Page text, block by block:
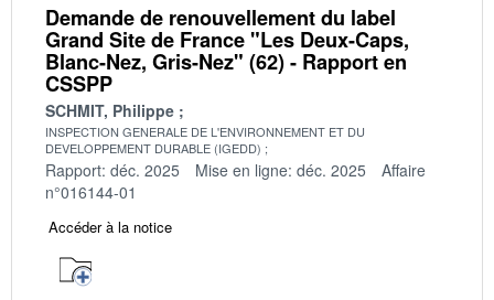
Demande de renouvellement du label
Grand Site de France "Les Deux-Caps,
Blanc-Nez, Gris-Nez" (62) - Rapport en
CSSPP
SCHMIT, Philippe
INSPECTION GENERALE DE L'ENVIRONNEMENT ET DU
DEVELOPPEMENT DURABLE (IGEDD)
Rapport: déc. 2025 Mise en ligne: déc. 2025
Affaire
n°016144-01
Accéder à la notice